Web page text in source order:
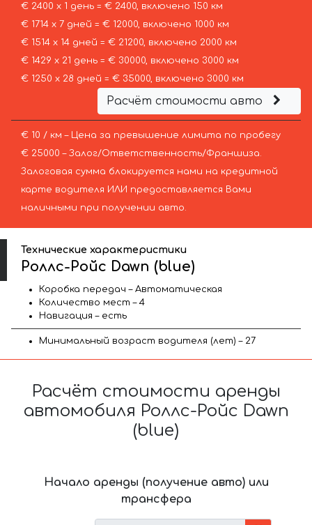
€ 2400 х 1 день = € 2400, включено 150 км
€ 1714 х 7 дней = € 12000, включено 1000 км
€ 1514 х 14 дней = € 21200, включено 2000 км
€ 1429 х 21 день = € 30000, включено 3000 км
€ 1250 х 28 дней = € 35000, включено 3000 км
Расчёт стоимости авто
€ 10 / км – Цена за превышение лимита по пробегу
€ 25000 – Залог/Ответственность/Франшиза.
Залоговая сумма блокируется нами на кредитной
карте водителя ИЛИ предоставляется Вами
наличными при получении авто.
Технические характеристики
Роллс-Ройс Dawn (blue)
Коробка передач – Автоматическая
Количество мест – 4
Навигация – есть
Минимальный возраст водителя (лет) – 27
Расчёт стоимости аренды
автомобиля Роллс-Ройс Dawn
(blue)
Начало аренды (получение авто) или
трансфера